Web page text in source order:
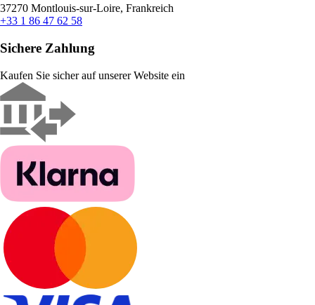
37270 Montlouis-sur-Loire, Frankreich
+33 1 86 47 62 58
Sichere Zahlung
Kaufen Sie sicher auf unserer Website ein